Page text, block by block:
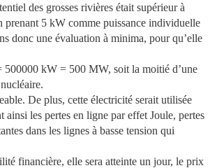
des grosses rivières était supérieur à
prenant 5 kW comme puissance individuelle
donc une évaluation à minima, pour qu’elle
500000 kW = 500 MW, soit la moitié d’une
De plus, cette électricité serait utilisée
ainsi les pertes en ligne par effet Joule, pertes
dans les lignes à basse tension qui
financière, elle sera atteinte un jour, le prix